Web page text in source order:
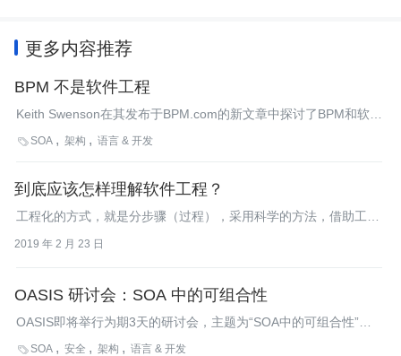
更多内容推荐
BPM 不是软件工程
Keith Swenson在其发布于BPM.com的新文章中探讨了BPM和软件
工程之间的关系。他指出了两者的显著区别，并告诫不要盲目地将
SOA 架构 语言 & 开发
到底应该怎样理解软件工程？
工程化的方式，就是分步骤（过程），采用科学的方法，借助工具
2019 年 2 月 23 日
OASIS 研讨会：SOA 中的可组合性
OASIS即将举行为期3天的研讨会，主题为“SOA中的可组合性”，
会议的地点位于加州的Santa Clara，时间是4月28号到4月30日。
SOA 安全 架构 语言 & 开发